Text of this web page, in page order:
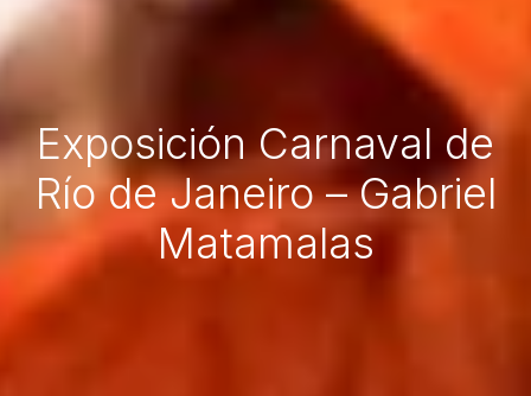
Exposición Carnaval de
Río de Janeiro – Gabriel
Matamalas